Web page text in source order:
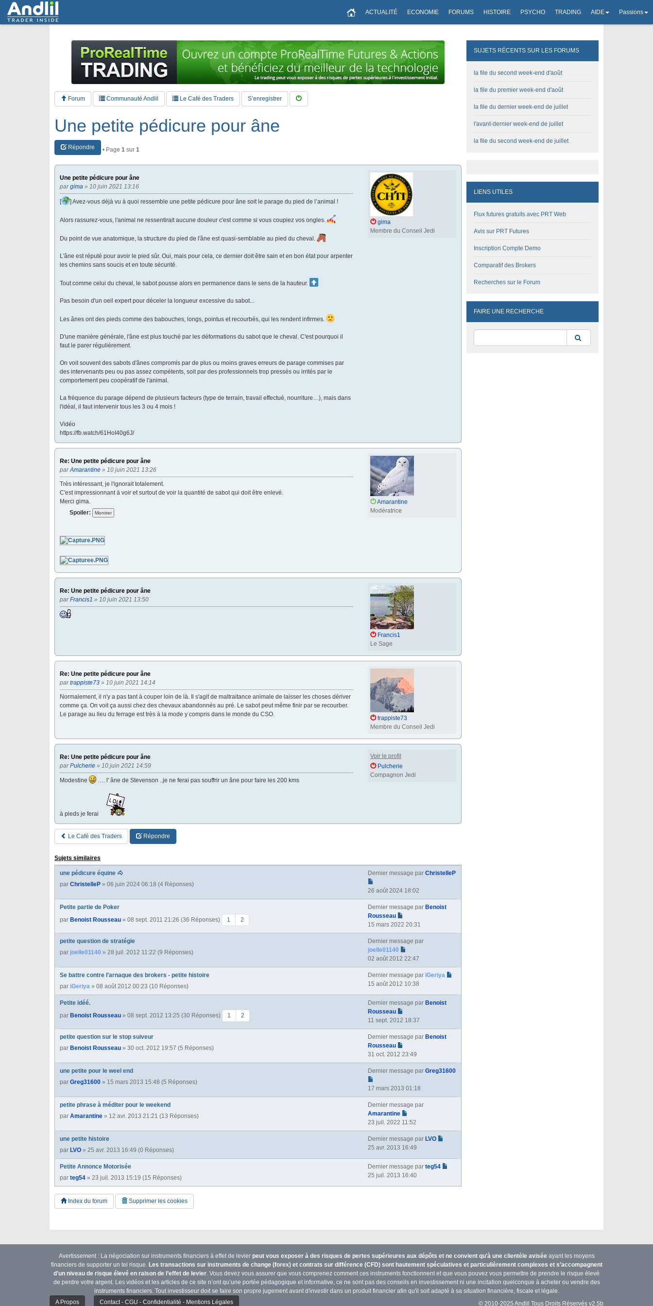
ACTUALITÉ ECONOMIE FORUMS HISTOIRE PSYCHO TRADING AIDE Passions
Forum Communauté Andlil Le Café des Traders S’enregistrer
Une petite pédicure pour âne
Répondre • Page 1 sur 1
Une petite pédicure pour âne
pargima » 10 juin 2021 13:16
[ ] Avez-vous déjà vu à quoi ressemble une petite pédicure pour âne soit le parage du pied de l’animal !
Alors rassurez-vous, l'animal ne ressentirait aucune douleur c'est comme si vous coupiez vos ongles.
Du point de vue anatomique, la structure du pied de l'âne est quasi-semblable au pied du cheval.
L'âne est réputé pour avoir le pied sûr. Oui, mais pour cela, ce dernier doit être sain et en bon état pour arpenter
les chemins sans soucis et en toute sécurité.
Tout comme celui du cheval, le sabot pousse alors en permanence dans le sens de la hauteur.
Pas besoin d'un oeil expert pour déceler la longueur excessive du sabot...
Les ânes ont des pieds comme des babouches, longs, pointus et recourbés, qui les rendent infirmes.
D'une manière générale, l'âne est plus touché par les déformations du sabot que le cheval. C'est pourquoi il
faut le parer régulièrement.
On voit souvent des sabots d'ânes compromis par de plus ou moins graves erreurs de parage commises par
des intervenants peu ou pas assez compétents, soit par des professionnels trop pressés ou irrités par le
comportement peu coopératif de l'animal.
La fréquence du parage dépend de plusieurs facteurs (type de terrain, travail effectué, nourriture…), mais dans
l'idéal, il faut intervenir tous les 3 ou 4 mois !
Vidéo
https://fb.watch/61HoI40g6J/
gima
Membre du Conseil Jedi
Re: Une petite pédicure pour âne
parAmarantine » 10 juin 2021 13:26
Très intéressant, je l'ignorait totalement.
C'est impressionnant à voir et surtout de voir la quantité de sabot qui doit être enlevé.
Merci gima.
Spoiler:
Amarantine
Modératrice
Re: Une petite pédicure pour âne
parFrancis1 » 10 juin 2021 13:50
Francis1
Le Sage
Re: Une petite pédicure pour âne
partrappiste73 » 10 juin 2021 14:14
Normalement, il n'y a pas tant à couper loin de là. Il s'agit de maltraitance animale de laisser les choses dériver
comme ça. On voit ça aussi chez des chevaux abandonnés au pré. Le sabot peut même finir par se recourber.
Le parage au lieu du ferrage est très à la mode y compris dans le monde du CSO.
trappiste73
Membre du Conseil Jedi
Re: Une petite pédicure pour âne
parPulcherie » 10 juin 2021 14:59
Modestine …. l' âne de Stevenson ..je ne ferai pas souffrir un âne pour faire les 200 kms
à pieds je ferai
Voir le profil
Pulcherie
Compagnon Jedi
Le Café des Traders Répondre
Sujets similaires
une pédicure équine 🐴
par ChristelleP » 06 juin 2024 06:18 (4 Réponses)
Dernier message parChristelleP
26 août 2024 18:02
Petite partie de Poker
par Benoist Rousseau » 08 sept. 2011 21:26 (36 Réponses) 1 2
Dernier message par Benoist
Rousseau
15 mars 2022 20:31
petite question de stratégie
par joelle01140 » 28 juil. 2012 11:22 (9 Réponses)
Dernier message par
joelle01140
02 août 2012 22:47
Se battre contre l'arnaque des brokers - petite histoire
par iGeriya » 08 août 2012 00:23 (10 Réponses)
Dernier message par iGeriya
15 août 2012 10:38
Petite idéé.
par Benoist Rousseau » 08 sept. 2012 13:25 (30 Réponses) 1 2
Dernier message par Benoist
Rousseau
11 sept. 2012 18:37
petite question sur le stop suiveur
par Benoist Rousseau » 30 oct. 2012 19:57 (5 Réponses)
Dernier message par Benoist
Rousseau
31 oct. 2012 23:49
une petite pour le weel end
par Greg31600 » 15 mars 2013 15:48 (5 Réponses)
Dernier message parGreg31600
17 mars 2013 01:18
petite phrase à méditer pour le weekend
par Amarantine » 12 avr. 2013 21:21 (13 Réponses)
Dernier message par
Amarantine
23 juil. 2022 11:52
une petite histoire
par LVO » 25 avr. 2013 16:49 (0 Réponses)
Dernier message par LVO
25 avr. 2013 16:49
Petite Annonce Motorisée
par teg54 » 23 juil. 2013 15:19 (15 Réponses)
Dernier message parteg54
25 juil. 2013 16:40
Index du forum Supprimer les cookies
SUJETS RÉCENTS SUR LES FORUMS
la file du second week-end d'août
la file du premier week-end d'août
la file du dernier week-end de juillet
l'avant-dernier week-end de juillet
la file du second week-end de juillet
LIENS UTILES
Flux futures gratuits avec PRT Web
Avis sur PRT Futures
Inscription Compte Demo
Comparatif des Brokers
Recherches sur le Forum
FAIRE UNE RECHERCHE
Avertissement : La négociation sur instruments financiers à effet de levier peut vous exposer à des risques de pertes supérieures aux dépôts et ne convient qu'à une clientèle aviséeayant les moyens
financiers de supporter un tel risque. Les transactions sur instruments de change (forex) et contrats sur différence (CFD) sont hautement spéculatives et particulièrement complexes et s’accompagnent
d’un niveau de risque élevé en raison de l’effet de levier. Vous devez vous assurer que vous comprenez comment ces instruments fonctionnent et que vous pouvez vous permettre de prendre le risque élevé
de perdre votre argent. Les vidéos et les articles de ce site n’ont qu’une portée pédagogique et informative, ce ne sont pas des conseils en investissement ni une incitation quelconque à acheter ou vendre des
instruments financiers. Tout investisseur doit se faire son propre jugement avant d'investir dans un produit financier afin qu'il soit adapté à sa situation financière, fiscale et légale.
A Propos
Contact - CGU - Confidentialité - Mentions Légales © 2010-2025 Andlil Tous Droits Réservés v2.5b